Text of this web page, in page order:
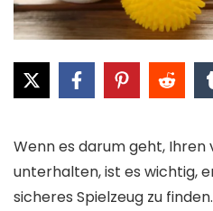
Wenn es darum geht, Ihren
unterhalten, ist es wichtig,
sicheres Spielzeug zu